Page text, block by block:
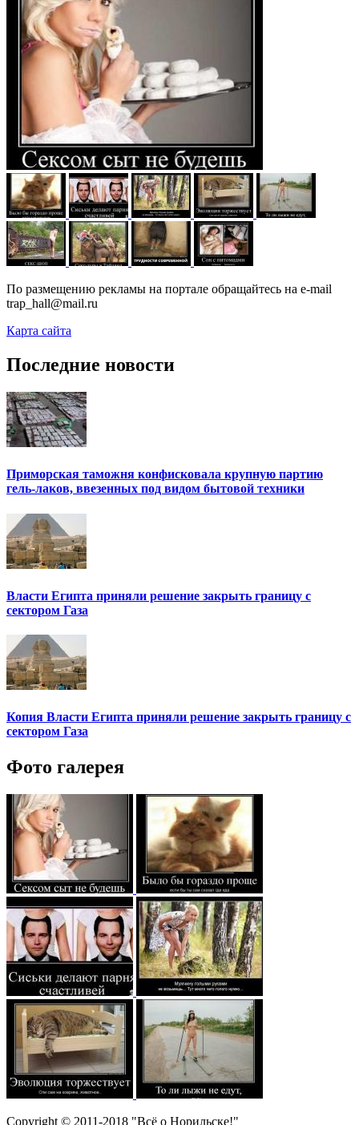
По размещению рекламы на портале обращайтесь на e-mail
trap_hall@mail.ru
Карта сайта
Последние новости
Приморская таможня конфисковала крупную партию
гель-лаков, ввезенных под видом бытовой техники
Власти Египта приняли решение закрыть границу с
сектором Газа
Копия Власти Египта приняли решение закрыть границу с
сектором Газа
Фото галерея
Copyright © 2011-2018 "Всё о Норильске!"